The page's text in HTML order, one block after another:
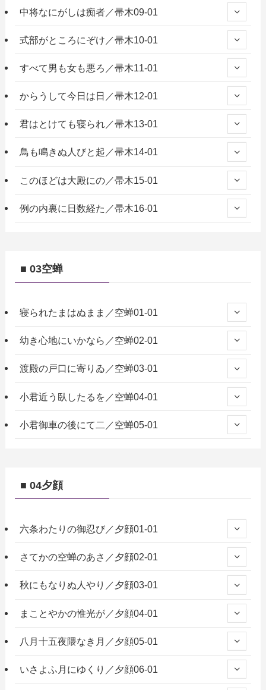
中将なにがしは痴者／帚木09-01
式部がところにぞけ／帚木10-01
すべて男も女も悪ろ／帚木11-01
からうして今日は日／帚木12-01
君はとけても寝られ／帚木13-01
鳥も鳴きぬ人びと起／帚木14-01
このほどは大殿にの／帚木15-01
例の内裏に日数経た／帚木16-01
■ 03空蝉
寝られたまはぬまま／空蝉01-01
幼き心地にいかなら／空蝉02-01
渡殿の戸口に寄りゐ／空蝉03-01
小君近う臥したるを／空蝉04-01
小君御車の後にて二／空蝉05-01
■ 04夕顔
六条わたりの御忍び／夕顔01-01
さてかの空蝉のあさ／夕顔02-01
秋にもなりぬ人やり／夕顔03-01
まことやかの惟光が／夕顔04-01
八月十五夜隈なき月／夕顔05-01
いさよふ月にゆくり／夕顔06-01